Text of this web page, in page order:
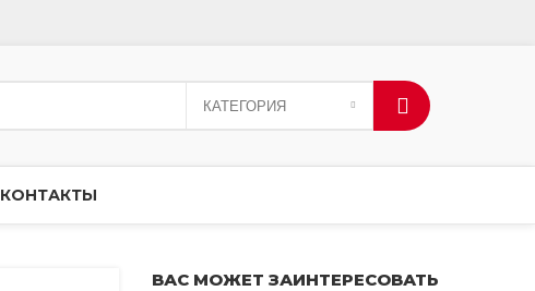
КАТЕГОРИЯ
КОНТАКТЫ
ВАС МОЖЕТ ЗАИНТЕРЕСОВАТЬ